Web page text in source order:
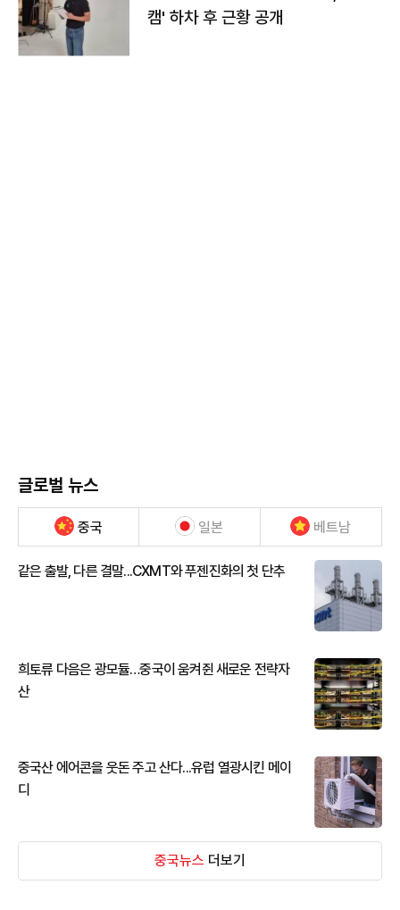
캠' 하차 후 근황 공개
글로벌 뉴스
중국 일본 베트남
같은 출발, 다른 결말...CXMT와 푸젠진화의 첫 단추
희토류 다음은 광모듈…중국이 움켜쥔 새로운 전략자
산
중국산 에어콘을 웃돈 주고 산다...유럽 열광시킨 메이
디
중국뉴스 더보기